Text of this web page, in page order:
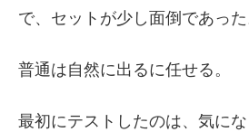
で、セットが少し面倒であった
普通は自然に出るに任せる。
最初にテストしたのは、気に